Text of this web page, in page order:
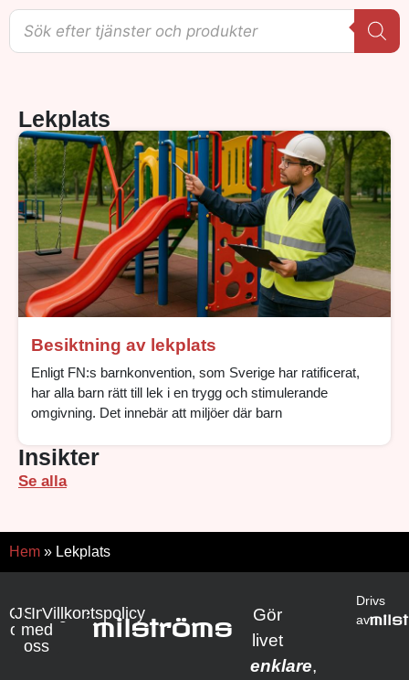
Lekplats
Besiktning av lekplats
Enligt FN:s barnkonvention, som Sverige har ratificerat,
har alla barn rätt till lek i en trygg och stimulerande
omgivning. Det innebär att miljöer där barn
Insikter
Se alla
Hem » Lekplats
Om
oss
Jobba
med
oss
Samarbete
Integritetspolicy
Villkor milströms
Gör
livet
enklare,
Drivs
av